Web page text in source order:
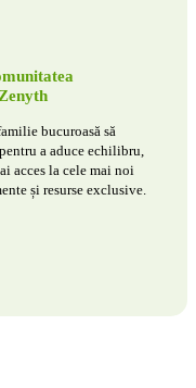
bucuroasă să
a aduce echilibru,
acces la cele mai noi
și resurse exclusive.